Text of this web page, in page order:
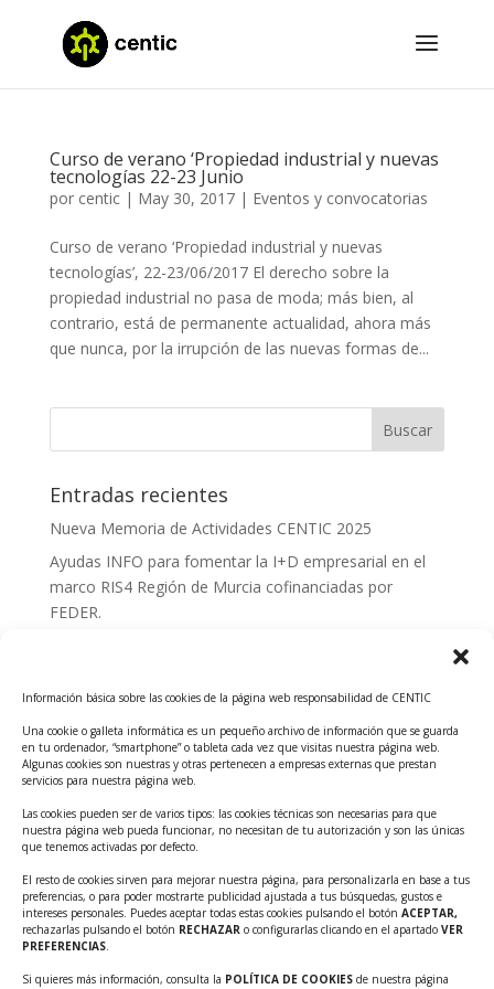
Información básica sobre las cookies de la página web responsabilidad de CENTIC
Una cookie o galleta informática es un pequeño archivo de información que se guarda
en tu ordenador, “smartphone” o tableta cada vez que visitas nuestra página web.
Algunas cookies son nuestras y otras pertenecen a empresas externas que prestan
servicios para nuestra página web.
Las cookies pueden ser de varios tipos: las cookies técnicas son necesarias para que
nuestra página web pueda funcionar, no necesitan de tu autorización y son las únicas
que tenemos activadas por defecto.
El resto de cookies sirven para mejorar nuestra página, para personalizarla en base a tus
preferencias, o para poder mostrarte publicidad ajustada a tus búsquedas, gustos e
intereses personales. Puedes aceptar todas estas cookies pulsando el botón ACEPTAR,
rechazarlas pulsando el botón RECHAZAR o configurarlas clicando en el apartado VER
PREFERENCIAS.
Si quieres más información, consulta la POLÍTICA DE COOKIES de nuestra página
Curso de verano ‘Propiedad industrial y nuevas
tecnologías 22-23 Junio
por centic| May 30, 2017| Eventos y convocatorias
Curso de verano ‘Propiedad industrial y nuevas
tecnologías’, 22-23/06/2017 El derecho sobre la
propiedad industrial no pasa de moda; más bien, al
contrario, está de permanente actualidad, ahora más
que nunca, por la irrupción de las nuevas formas de...
Entradas recientes
Nueva Memoria de Actividades CENTIC 2025
Ayudas INFO para fomentar la I+D empresarial en el
marco RIS4 Región de Murcia cofinanciadas por
FEDER.
Tecnológicos 2ª ed.
Ayudas INFO para el apoyo a las empresas
innovadoras con potencial tecnológico y escalables
Convocatoria Cheque de Innovación. Ayudas INFO
para la contratación de servicios de Innovación y
Competitividad
Cheque Inversión del INFO. Ayudas para la
contratación de servicios de Innovación y
Competitividad para apoyar rondas de financiación.